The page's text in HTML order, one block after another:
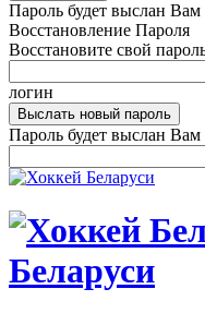
Пароль будет выслан Вам
Восстановление Пароля
Восстановите свой
логин
Пароль будет выслан Вам
Беларуси